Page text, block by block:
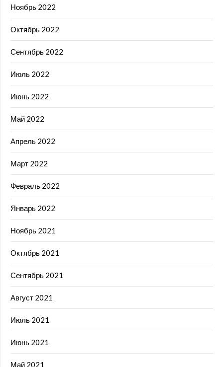
Ноябрь 2022
Октябрь 2022
Сентябрь 2022
Июль 2022
Июнь 2022
Май 2022
Апрель 2022
Март 2022
Февраль 2022
Январь 2022
Ноябрь 2021
Октябрь 2021
Сентябрь 2021
Август 2021
Июль 2021
Июнь 2021
Май 2021